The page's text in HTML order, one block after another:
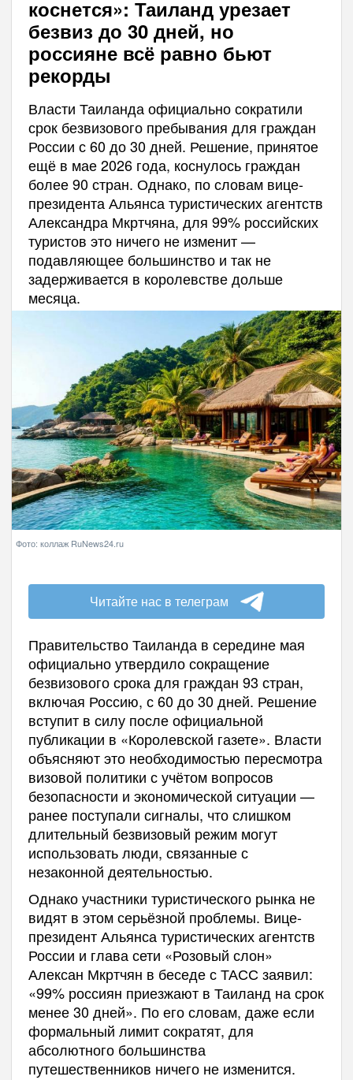
коснется»: Таиланд урезает
безвиз до 30 дней, но
россияне всё равно бьют
рекорды
Власти Таиланда официально сократили
срок безвизового пребывания для граждан
России с 60 до 30 дней. Решение, принятое
ещё в мае 2026 года, коснулось граждан
более 90 стран. Однако, по словам вице-
президента Альянса туристических агентств
Александра Мкртчяна, для 99% российских
туристов это ничего не изменит —
подавляющее большинство и так не
задерживается в королевстве дольше
месяца.
Фото: коллаж RuNews24.ru
Читайте нас в телеграм
Правительство Таиланда в середине мая
официально утвердило сокращение
безвизового срока для граждан 93 стран,
включая Россию, с 60 до 30 дней. Решение
вступит в силу после официальной
публикации в «Королевской газете». Власти
объясняют это необходимостью пересмотра
визовой политики с учётом вопросов
безопасности и экономической ситуации —
ранее поступали сигналы, что слишком
длительный безвизовый режим могут
использовать люди, связанные с
незаконной деятельностью.
Однако участники туристического рынка не
видят в этом серьёзной проблемы. Вице-
президент Альянса туристических агентств
России и глава сети «Розовый слон»
Алексан Мкртчян в беседе с ТАСС заявил:
«99% россиян приезжают в Таиланд на срок
менее 30 дней». По его словам, даже если
формальный лимит сократят, для
абсолютного большинства
путешественников ничего не изменится.